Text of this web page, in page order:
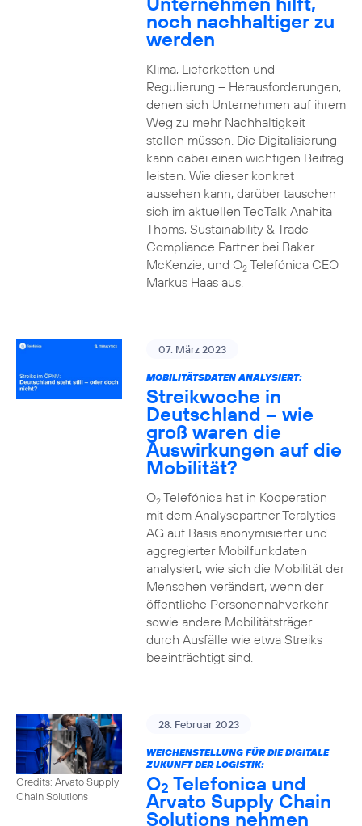
noch nachhaltiger zu
werden
Klima, Lieferketten und
Regulierung – Herausforderungen,
denen sich Unternehmen auf ihrem
Weg zu mehr Nachhaltigkeit
stellen müssen. Die Digitalisierung
kann dabei einen wichtigen Beitrag
leisten. Wie dieser konkret
aussehen kann, darüber tauschen
sich im aktuellen TecTalk Anahita
Thoms, Sustainability & Trade
Compliance Partner bei Baker
McKenzie, und O2Telefónica CEO
Markus Haas aus.
07. März 2023
MOBILITÄTSDATEN ANALYSIERT:
Streikwoche in
Deutschland – wie
groß waren die
Auswirkungen auf die
Mobilität?
O2Telefónica hat in Kooperation
mit dem Analysepartner Teralytics
AG auf Basis anonymisierter und
aggregierter Mobilfunkdaten
analysiert, wie sich die Mobilität der
Menschen verändert, wenn der
öffentliche Personennahverkehr
sowie andere Mobilitätsträger
durch Ausfälle wie etwa Streiks
beeinträchtigt sind.
Credits: Arvato Supply
Chain Solutions
28. Februar 2023
WEICHENSTELLUNG FÜR DIE DIGITALE
ZUKUNFT DER LOGISTIK:
O2 Telefonica und
Arvato Supply Chain
Solutions nehmen